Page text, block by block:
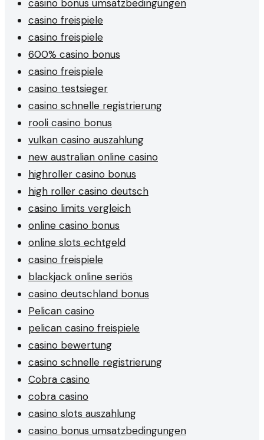
casino bonus umsatzbedingungen
casino freispiele
casino freispiele
600% casino bonus
casino freispiele
casino testsieger
casino schnelle registrierung
rooli casino bonus
vulkan casino auszahlung
new australian online casino
highroller casino bonus
high roller casino deutsch
casino limits vergleich
online casino bonus
online slots echtgeld
casino freispiele
blackjack online seriös
casino deutschland bonus
Pelican casino
pelican casino freispiele
casino bewertung
casino schnelle registrierung
Cobra casino
cobra casino
casino slots auszahlung
casino bonus umsatzbedingungen